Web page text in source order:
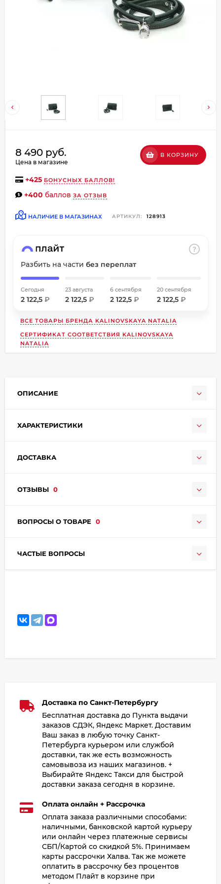
8 490 руб.
Цена в магазине
В КОРЗИНУ
+425 БОНУСНЫХ БАЛЛОВ!
+400 баллов ЗА ОТЗЫВ
НАЛИЧИЕ В МАГАЗИНАХ АРТИКУЛ: 128913
Разбить на части без переплат
Сегодня
2 122,5 ₽
23 августа
2 122,5₽
6 сентября
2 122,5 ₽
20 сентября
2 122,5 ₽
ВСЕ ТОВАРЫ БРЕНДА KALINOVSKAYA NATALIA
СЕРТИФИКАТ СООТВЕТСТВИЯ KALINOVSKAYA
NATALIA
ОПИСАНИЕ
ХАРАКТЕРИСТИКИ
ДОСТАВКА
ОТЗЫВЫ 0
ВОПРОСЫ О ТОВАРЕ 0
ЧАСТЫЕ ВОПРОСЫ
Добавляйте товары
Получайте товар
выбранный способом
Оставшиеся
списываться
с вашей карты
Подробнее
25
2 недели
8 800 302-02-51
Доставка по Санкт-Петербургу
Бесплатная доставка до Пункта выдачи
заказов СДЭК, Яндекс Маркет. Доставим
Ваш заказ в любую точку Санкт-
Петербурга курьером или службой
доставки, так же есть возможность
самовывоза из наших магазинов. +
Выбирайте Яндекс Такси для быстрой
доставки заказа сегодня в корзине.
Оплата онлайн + Рассрочка
Оплата заказа различными способами:
наличными, банковской картой курьеру
или онлайн через платежные сервисы
СБП/Картой со скидкой 5%. Принимаем
карты рассрочки Халва. Так же можете
оплатить в рассрочку без процентов
методом Плайт в корзине при